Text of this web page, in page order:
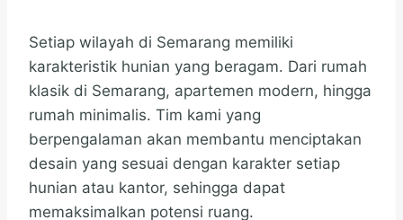
Setiap wilayah di Semarang memiliki
karakteristik hunian yang beragam. Dari rumah
klasik di Semarang, apartemen modern, hingga
rumah minimalis. Tim kami yang
berpengalaman akan membantu menciptakan
desain yang sesuai dengan karakter setiap
hunian atau kantor, sehingga dapat
memaksimalkan potensi ruang.